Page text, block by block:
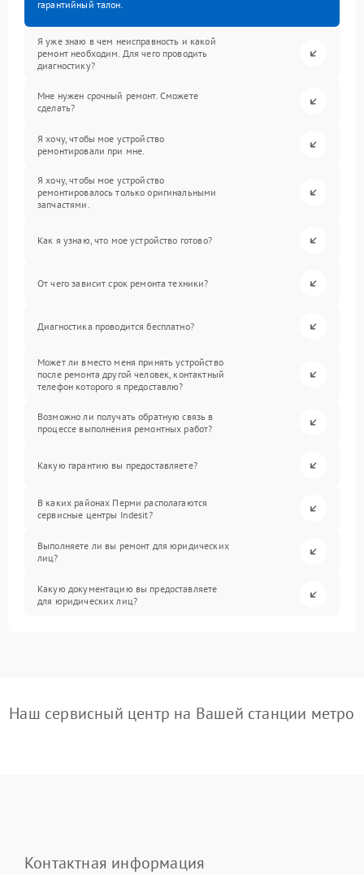
гарантийный талон.
Я уже знаю в чем неисправность и какой
ремонт необходим. Для чего проводить
диагностику?
Мне нужен срочный ремонт. Сможете
сделать?
Я хочу, чтобы мое устройство
ремонтировали при мне.
Я хочу, чтобы мое устройство
ремонтировалось только оригинальными
запчастями.
Как я узнаю, что мое устройство готово?
От чего зависит срок ремонта техники?
Диагностика проводится бесплатно?
Может ли вместо меня принять устройство
после ремонта другой человек, контактный
телефон которого я предоставлю?
Возможно ли получать обратную связь в
процессе выполнения ремонтных работ?
Какую гарантию вы предоставляете?
В каких районах Перми располагаются
сервисные центры Indesit?
Выполняете ли вы ремонт для юридических
лиц?
Какую документацию вы предоставляете
для юридических лиц?
Наш сервисный центр на Вашей станции метро
Контактная информация